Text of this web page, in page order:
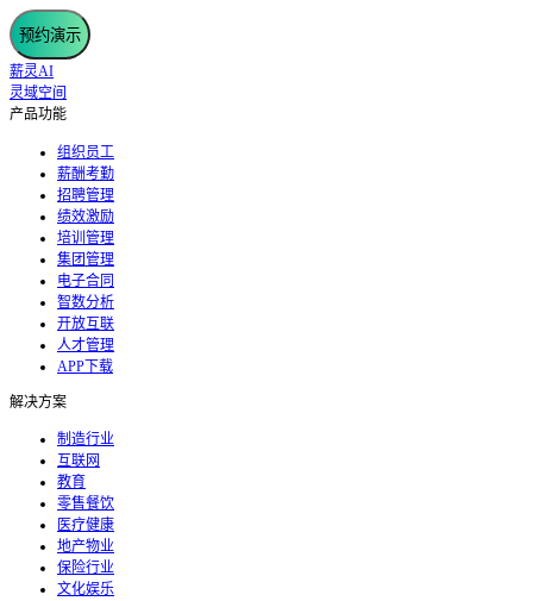
预约演示
薪灵AI
灵域空间
产品功能
组织员工
薪酬考勤
招聘管理
绩效激励
培训管理
集团管理
电子合同
智数分析
开放互联
人才管理
APP下载
解决方案
制造行业
互联网
教育
零售餐饮
医疗健康
地产物业
保险行业
文化娱乐